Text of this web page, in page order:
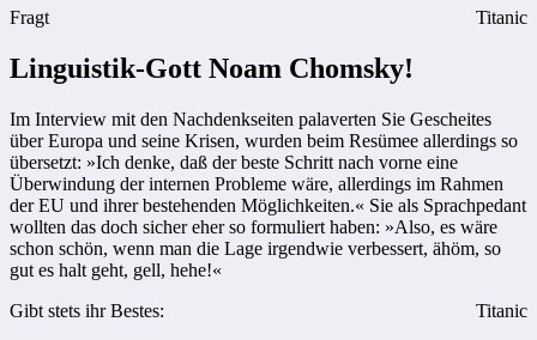
Fragt
Titanic
Linguistik-Gott Noam Chomsky!
Im Interview mit den Nachdenkseiten palaverten Sie Gescheites
über Europa und seine Krisen, wurden beim Resümee allerdings so
übersetzt: »Ich denke, daß der beste Schritt nach vorne eine
Überwindung der internen Probleme wäre, allerdings im Rahmen
der EU und ihrer bestehenden Möglichkeiten.« Sie als Sprachpedant
wollten das doch sicher eher so formuliert haben: »Also, es wäre
schon schön, wenn man die Lage irgendwie verbessert, ähöm, so
gut es halt geht, gell, hehe!«
Gibt stets ihr Bestes:
Titanic